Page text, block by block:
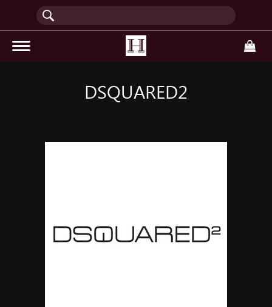
DSQUARED2